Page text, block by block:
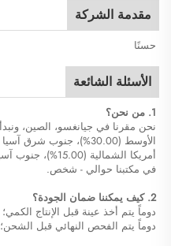
مقدمة الشركة
حسنًا
الأسئلة الشائعة
1. من نحن؟
في مكتبنا حوالي - شخص.
2. كيف يمكننا ضمان الجودة؟
دوماً يتم أخذ عينة قبل الإنتاج الكمي؛
دوماً يتم الفحص النهائي قبل الشحن؛